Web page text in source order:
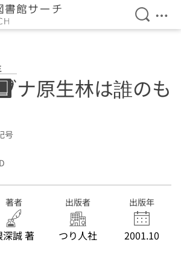
検索を
メ
ナ原生林は誰のも
号
著者
深誠 著
出版者
つり人社
出版年
2001.10